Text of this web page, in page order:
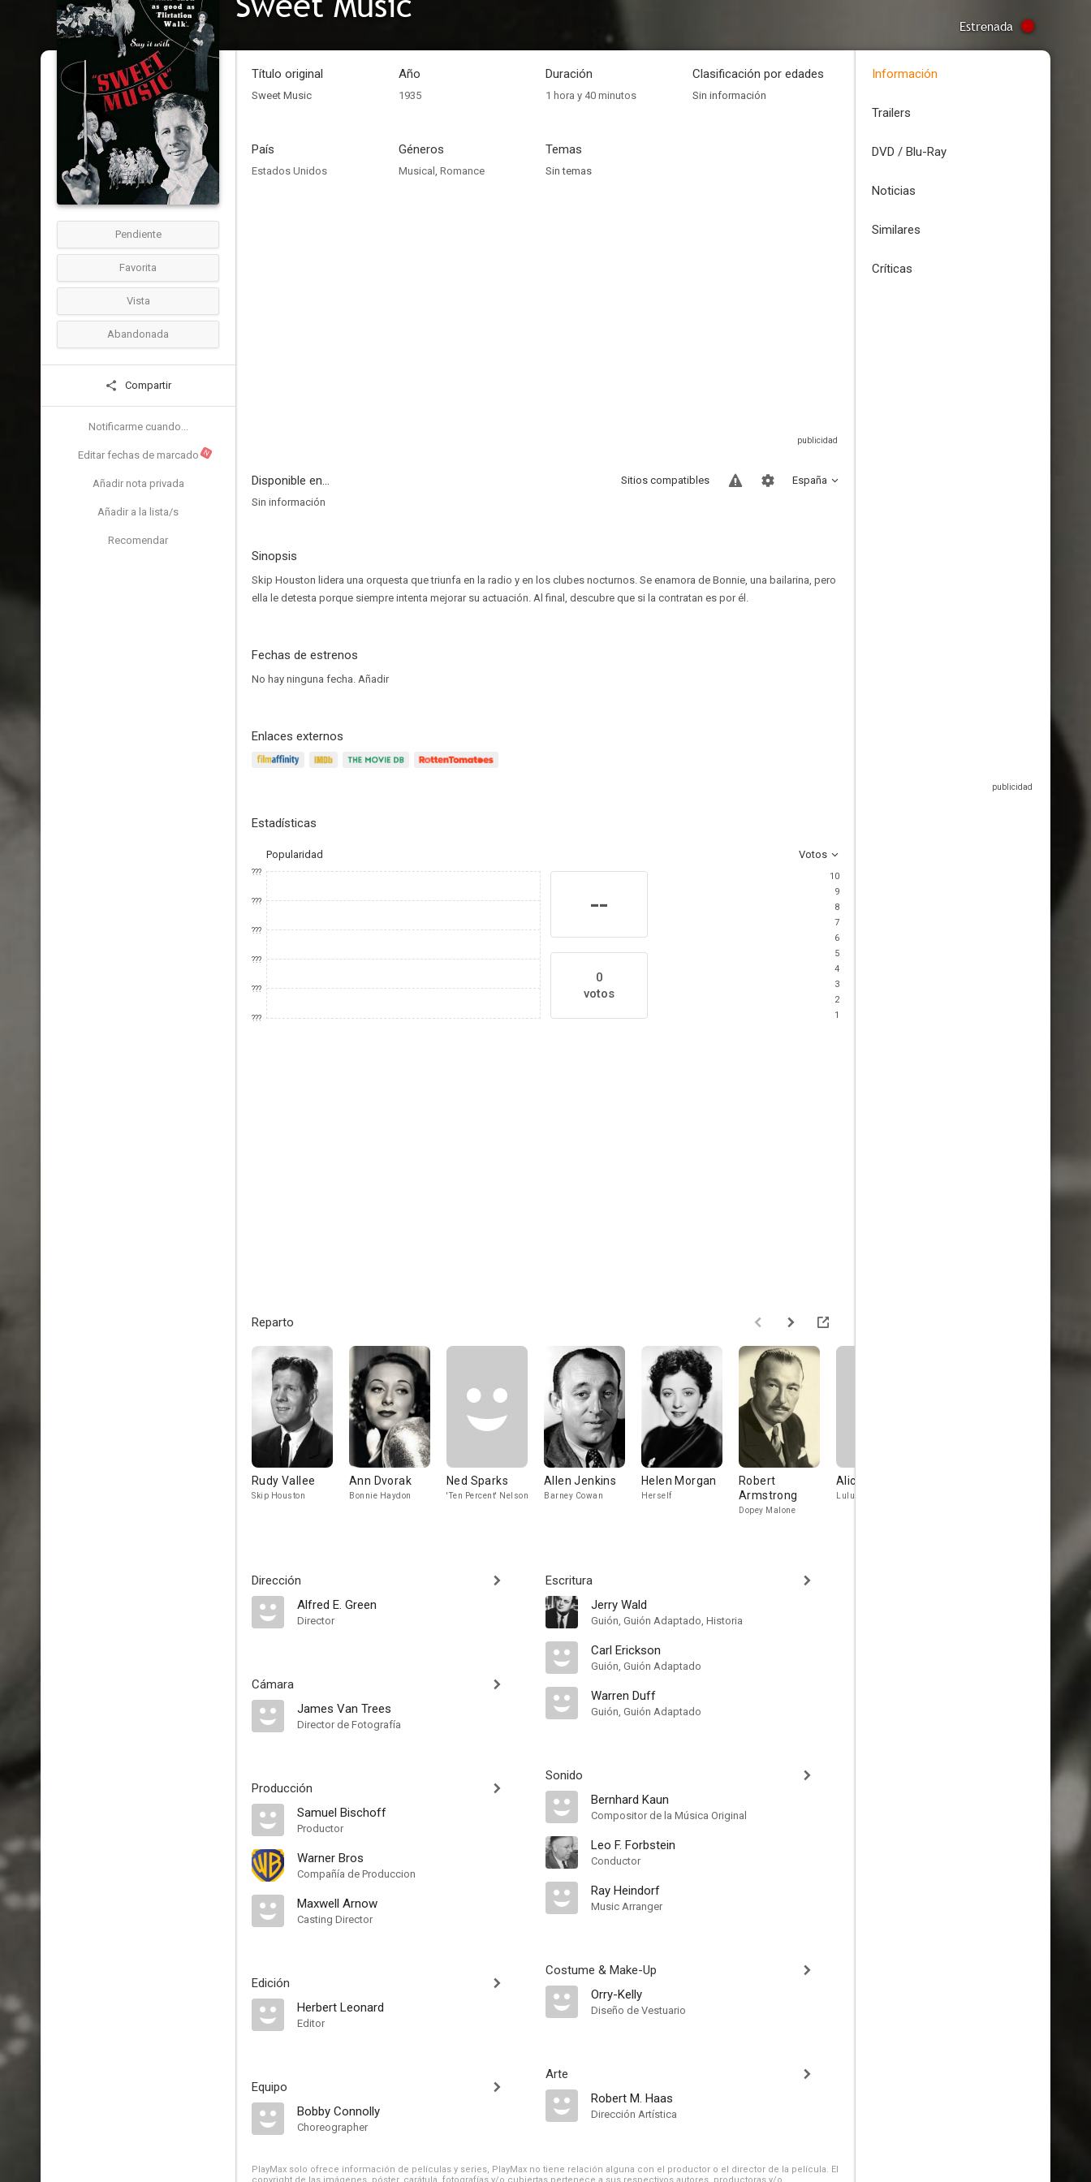
Estrenada
Pendiente
Favorita
Vista
Abandonada
Compartir
Notificarme cuando...
Editar fechas de marcado N
Añadir nota privada
Añadir a la lista/s
Recomendar
Título original
Sweet Music
Año
1935
Duración
1 hora y 40 minutos
Clasificación por edades
Sin información
País
Estados Unidos
Géneros
Musical , Romance
Temas
Sin temas
Disponible en... España
Sitios compatibles
Sin información
Sinopsis
Skip Houston lidera una orquesta que triunfa en la radio y en los clubes nocturnos. Se enamora de Bonnie, una bailarina, pero
ella le detesta porque siempre intenta mejorar su actuación. Al final, descubre que si la contratan es por él.
Fechas de estrenos
No hay ninguna fecha. Añadir
Enlaces externos
Estadísticas
Popularidad Votos
???
???
???
???
???
???
--
0
votos
10
9
8
7
6
5
4
3
2
1
Reparto
Rudy Vallee
Skip Houston
Ann Dvorak
Bonnie Haydon
Ned Sparks
'Ten Percent' Nelson
Allen Jenkins
Barney Cowan
Helen Morgan
Herself
Robert
Armstrong
Dopey Malone
Alice White
Lulu Betts
Dirección
Alfred E. Green
Director
Cámara
James Van Trees
Director de Fotografía
Producción
Samuel Bischoff
Productor
Warner Bros
Compañía de Produccion
Maxwell Arnow
Casting Director
Edición
Herbert Leonard
Editor
Equipo
Bobby Connolly
Choreographer
Escritura
Jerry Wald
Guión, Guión Adaptado, Historia
Carl Erickson
Guión, Guión Adaptado
Warren Duff
Guión, Guión Adaptado
Sonido
Bernhard Kaun
Compositor de la Música Original
Leo F. Forbstein
Conductor
Ray Heindorf
Music Arranger
Costume & Make-Up
Orry-Kelly
Diseño de Vestuario
Arte
Robert M. Haas
Dirección Artística
PlayMax solo ofrece información de películas y series, PlayMax no tiene relación alguna con el productor o el director de la película. El
Información
Trailers
DVD / Blu-Ray
Noticias
Similares
Críticas